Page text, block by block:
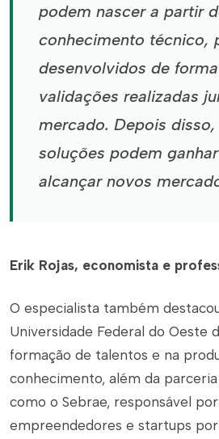
podem nascer a partir
conhecimento técnico,
desenvolvidos de
validações realizadas
mercado. Depois disso,
soluções podem
alcançar novos
Erik Rojas, economista e
O especialista também
Universidade Federal do Oeste
formação de talentos e na
conhecimento, além da
como o Sebrae, responsável
empreendedores e startups